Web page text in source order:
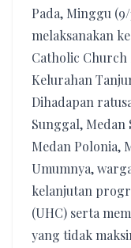
Pada, Minggu
melaksanakan
Catholic Church
Kelurahan
Dihadapan
Sunggal, Medan
Medan Polonia,
Umumnya,
kelanjutan
(UHC) serta
yang tidak